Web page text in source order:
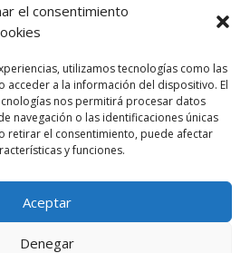
el consentimiento
utilizamos tecnologías como las
acceder a la información del dispositivo. El
nos permitirá procesar datos
navegación o las identificaciones únicas
retirar el consentimiento, puede afectar
y funciones.
Aceptar
Denegar